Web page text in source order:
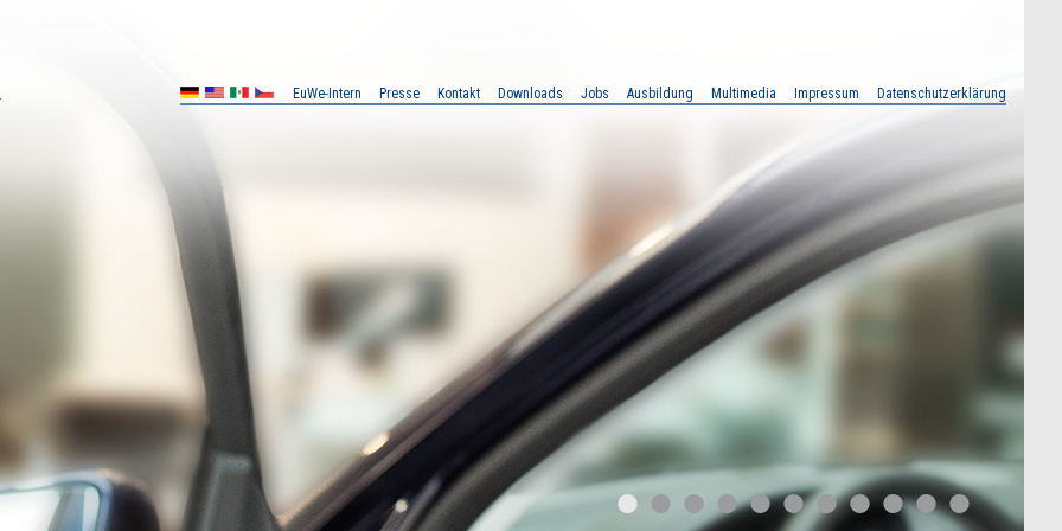
•••••••••••
EuWe-Intern Presse Kontakt Downloads Jobs Ausbildung Multimedia Impressum Datenschutzerklärung